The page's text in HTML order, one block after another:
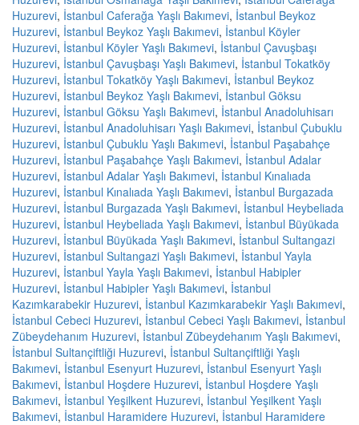
Huzurevi, İstanbul Caferağa Yaşlı Bakımevi, İstanbul Beykoz
Huzurevi, İstanbul Beykoz Yaşlı Bakımevi, İstanbul Köyler
Huzurevi, İstanbul Köyler Yaşlı Bakımevi, İstanbul Çavuşbaşı
Huzurevi, İstanbul Çavuşbaşı Yaşlı Bakımevi, İstanbul Tokatköy
Huzurevi, İstanbul Tokatköy Yaşlı Bakımevi, İstanbul Beykoz
Huzurevi, İstanbul Beykoz Yaşlı Bakımevi, İstanbul Göksu
Huzurevi, İstanbul Göksu Yaşlı Bakımevi, İstanbul Anadoluhisarı
Huzurevi, İstanbul Anadoluhisarı Yaşlı Bakımevi, İstanbul Çubuklu
Huzurevi, İstanbul Çubuklu Yaşlı Bakımevi, İstanbul Paşabahçe
Huzurevi, İstanbul Paşabahçe Yaşlı Bakımevi, İstanbul Adalar
Huzurevi, İstanbul Adalar Yaşlı Bakımevi, İstanbul Kınalıada
Huzurevi, İstanbul Kınalıada Yaşlı Bakımevi, İstanbul Burgazada
Huzurevi, İstanbul Burgazada Yaşlı Bakımevi, İstanbul Heybeliada
Huzurevi, İstanbul Heybeliada Yaşlı Bakımevi, İstanbul Büyükada
Huzurevi, İstanbul Büyükada Yaşlı Bakımevi, İstanbul Sultangazi
Huzurevi, İstanbul Sultangazi Yaşlı Bakımevi, İstanbul Yayla
Huzurevi, İstanbul Yayla Yaşlı Bakımevi, İstanbul Habipler
Huzurevi, İstanbul Habipler Yaşlı Bakımevi, İstanbul
Kazımkarabekir Huzurevi, İstanbul Kazımkarabekir Yaşlı Bakımevi,
İstanbul Cebeci Huzurevi, İstanbul Cebeci Yaşlı Bakımevi, İstanbul
Zübeydehanım Huzurevi, İstanbul Zübeydehanım Yaşlı Bakımevi,
İstanbul Sultançiftliği Huzurevi, İstanbul Sultançiftliği Yaşlı
Bakımevi, İstanbul Esenyurt Huzurevi, İstanbul Esenyurt Yaşlı
Bakımevi, İstanbul Hoşdere Huzurevi, İstanbul Hoşdere Yaşlı
Bakımevi, İstanbul Yeşilkent Huzurevi, İstanbul Yeşilkent Yaşlı
Bakımevi, İstanbul Haramidere Huzurevi, İstanbul Haramidere